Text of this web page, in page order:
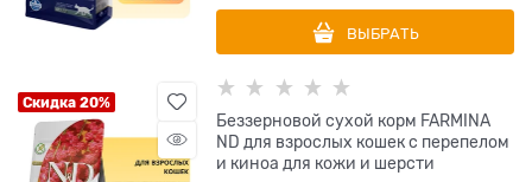
ВЫБРАТЬ
Скидка 20%
Беззерновой cухой корм FARMINA
ND для взрослых кошек с перепелом
и киноа для кожи и шерсти